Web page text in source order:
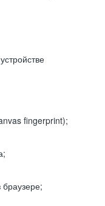
fingerprint);